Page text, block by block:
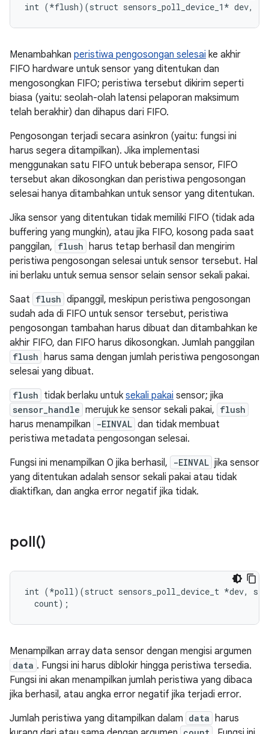
int (*flush)(struct sensors_poll_device_1* dev,
Menambahkan peristiwa pengosongan selesai ke akhir
FIFO hardware untuk sensor yang ditentukan dan
mengosongkan FIFO; peristiwa tersebut dikirim seperti
biasa (yaitu: seolah-olah latensi pelaporan maksimum
telah berakhir) dan dihapus dari FIFO.
Pengosongan terjadi secara asinkron (yaitu: fungsi ini
harus segera ditampilkan). Jika implementasi
menggunakan satu FIFO untuk beberapa sensor, FIFO
tersebut akan dikosongkan dan peristiwa pengosongan
selesai hanya ditambahkan untuk sensor yang ditentukan.
Jika sensor yang ditentukan tidak memiliki FIFO (tidak ada
buffering yang mungkin), atau jika FIFO, kosong pada saat
panggilan, flush harus tetap berhasil dan mengirim
peristiwa pengosongan selesai untuk sensor tersebut. Hal
ini berlaku untuk semua sensor selain sensor sekali pakai.
Saat flush dipanggil, meskipun peristiwa pengosongan
sudah ada di FIFO untuk sensor tersebut, peristiwa
pengosongan tambahan harus dibuat dan ditambahkan ke
akhir FIFO, dan FIFO harus dikosongkan. Jumlah panggilan
flush harus sama dengan jumlah peristiwa pengosongan
selesai yang dibuat.
flush tidak berlaku untuk sekali pakai sensor; jika
sensor_handle merujuk ke sensor sekali pakai, flush
harus menampilkan -EINVAL dan tidak membuat
peristiwa metadata pengosongan selesai.
Fungsi ini menampilkan 0 jika berhasil,
-EINVAL jika sensor
yang ditentukan adalah sensor sekali pakai atau tidak
diaktifkan, dan angka error negatif jika tidak.
poll()
int (*poll)(struct sensors_poll_device_t *dev,
  count);
Menampilkan array data sensor dengan mengisi argumen
data . Fungsi ini harus diblokir hingga peristiwa tersedia.
Fungsi ini akan menampilkan jumlah peristiwa yang dibaca
jika berhasil, atau angka error negatif jika terjadi error.
Jumlah peristiwa yang ditampilkan dalam data harus